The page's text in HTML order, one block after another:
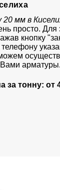
20 мм в
просто. Для
кнопку
телефону
арматуры.
за тонну: от